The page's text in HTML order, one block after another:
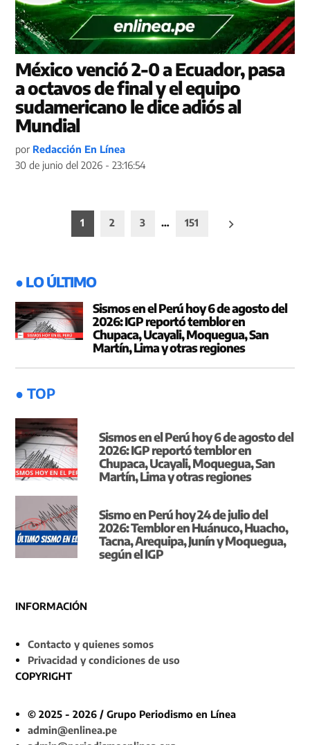
México venció 2-0 a Ecuador, pasa
a octavos de final y el equipo
sudamericano le dice adiós al
Mundial
por Redacción En Línea
30 de junio del 2026 - 23:16:54
Paginación
1 2 3 … 151
● LO ÚLTIMO
Sismos en el Perú hoy 6 de agosto del
2026: IGP reportó temblor en
Chupaca, Ucayali, Moquegua, San
Martín, Lima y otras regiones
● TOP
Sismos en el Perú hoy 6 de agosto del
2026: IGP reportó temblor en
Chupaca, Ucayali, Moquegua, San
Martín, Lima y otras regiones
Sismo en Perú hoy 24 de julio del
2026: Temblor en Huánuco, Huacho,
Tacna, Arequipa, Junín y Moquegua,
según el IGP
INFORMACIÓN
Contacto y quienes somos
Privacidad y condiciones de uso
COPYRIGHT
© 2025 - 2026 / Grupo Periodismo en Línea
admin@enlinea.pe